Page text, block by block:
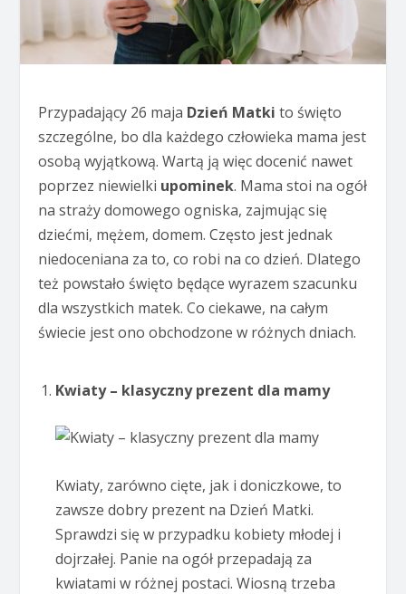
Przypadający 26 maja Dzień Matki to święto
szczególne, bo dla każdego człowieka mama jest
osobą wyjątkową. Wartą ją więc docenić nawet
poprzez niewielki upominek. Mama stoi na ogół
na straży domowego ogniska, zajmując się
dziećmi, mężem, domem. Często jest jednak
niedoceniana za to, co robi na co dzień. Dlatego
też powstało święto będące wyrazem szacunku
dla wszystkich matek. Co ciekawe, na całym
świecie jest ono obchodzone w różnych dniach.
Kwiaty – klasyczny prezent dla mamy
Kwiaty, zarówno cięte, jak i doniczkowe, to
zawsze dobry prezent na Dzień Matki.
Sprawdzi się w przypadku kobiety młodej i
dojrzałej. Panie na ogół przepadają za
kwiatami w różnej postaci. Wiosną trzeba